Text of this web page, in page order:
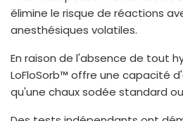
élimine le risque de réactions
anesthésiques volatiles.
En raison de l'absence de tout
LoFloSorb™ offre une capacité
qu'une chaux sodée standard